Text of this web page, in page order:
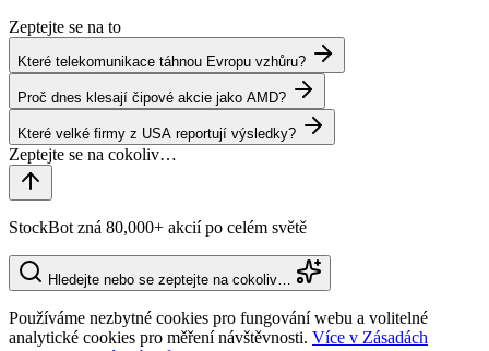
Zeptejte se na to
Které telekomunikace táhnou Evropu vzhůru?
Proč dnes klesají čipové akcie jako AMD?
Které velké firmy z USA reportují výsledky?
StockBot zná 80,000+ akcií po celém světě
Hledejte nebo se zeptejte na cokoliv…
Používáme nezbytné cookies pro fungování webu a volitelné
analytické cookies pro měření návštěvnosti. Více v Zásadách